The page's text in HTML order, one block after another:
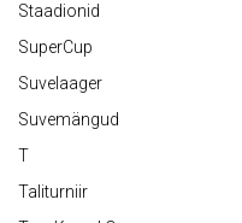
Staadionid
SuperCup
Suvelaager
Suvemängud
T
Taliturniir